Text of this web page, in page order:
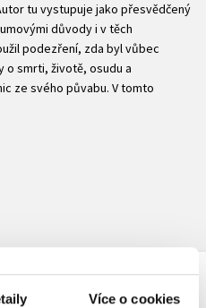
Více o cookies
tu vystupuje jako přesvědčený
důvody i v těch
podezření, zda byl vůbec
o smrti, životě, osudu a
ze svého půvabu. V tomto